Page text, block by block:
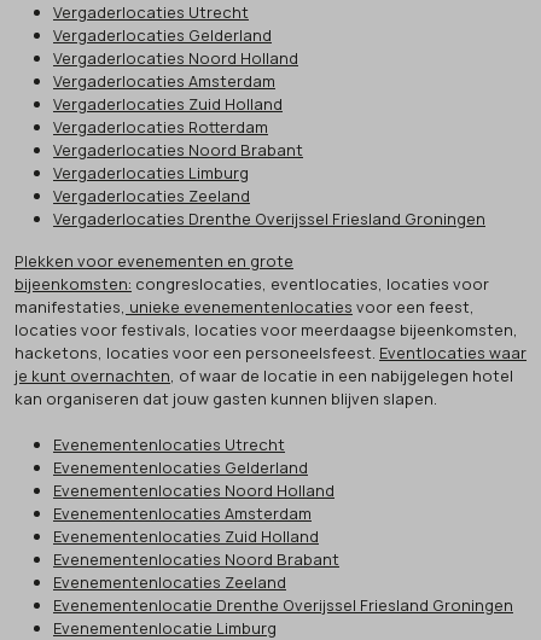
Vergaderlocaties Utrecht
Vergaderlocaties Gelderland
Vergaderlocaties Noord Holland
Vergaderlocaties Amsterdam
Vergaderlocaties Zuid Holland
Vergaderlocaties Rotterdam
Vergaderlocaties Noord Brabant
Vergaderlocaties Limburg
Vergaderlocaties Zeeland
Vergaderlocaties Drenthe Overijssel Friesland Groningen
Plekken voor evenementen en grote
bijeenkomsten: congreslocaties, eventlocaties, locaties voor
manifestaties, unieke evenementenlocaties voor een feest,
locaties voor festivals, locaties voor meerdaagse bijeenkomsten,
hacketons, locaties voor een personeelsfeest. Eventlocaties waar
je kunt overnachten, of waar de locatie in een nabijgelegen hotel
kan organiseren dat jouw gasten kunnen blijven slapen.
Evenementenlocaties Utrecht
Evenementenlocaties Gelderland
Evenementenlocaties Noord Holland
Evenementenlocaties Amsterdam
Evenementenlocaties Zuid Holland
Evenementenlocaties Noord Brabant
Evenementenlocaties Zeeland
Evenementenlocatie Drenthe Overijssel Friesland Groningen
Evenementenlocatie Limburg